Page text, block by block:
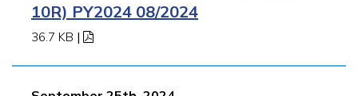
10R) PY2024 08/2024
36.7 KB |